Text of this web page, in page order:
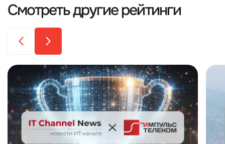
Смотреть другие рейтинги